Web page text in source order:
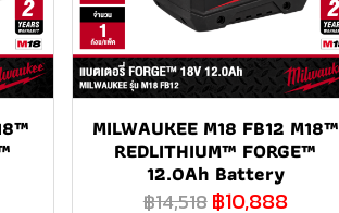
MILWAUKEE M18 FB12 M18™
REDLITHIUM™ FORGE™
12.0Ah Battery
฿14,518฿10,888